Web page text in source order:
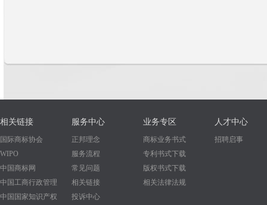
相关链接
国际商标协会
WIPO
中国商标网
中国工商行政管理
中国国家知识产权
服务中心
正邦理念
服务流程
常见问题
相关链接
投诉中心
业务专区
商标业务书式
专利书式下载
版权书式下载
相关法律法规
人才中心
招聘启事